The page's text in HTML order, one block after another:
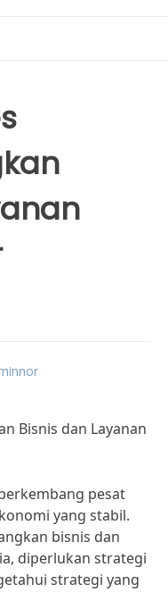
Bisnis dan Layanan
pesat
yang stabil.
bisnis dan
diperlukan strategi
strategi yang